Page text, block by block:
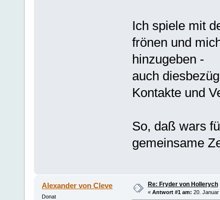
Ich spiele mit
frönen und
hinzugeben -
auch
Kontakte und
So, daß wars
gemeinsame
Alexander von Cleve
Donat
Re: Fryder von Hollerych
« Antwort #1 am: 20.